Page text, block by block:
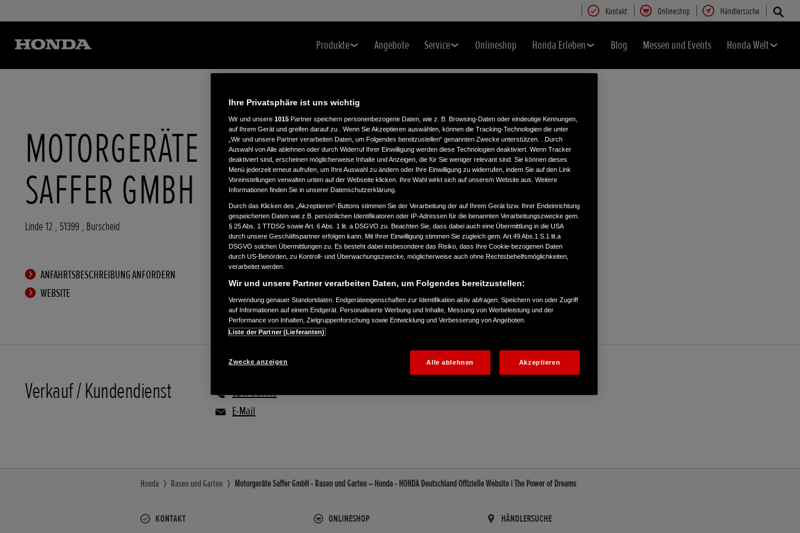
Kontakt Onlineshop Händlersuche
Produkte Angebote Service Onlineshop Honda Erleben Blog Messen und Events Honda Welt
MOTORGERÄTE
SAFFER GMBH
Linde 12 , 51399 , Burscheid
ANFAHRTSBESCHREIBUNG ANFORDERN
WEBSITE
Verkauf / Kundendienst
02174/61146
E-Mail
Honda Rasen und Garten Motorgeräte Saffer GmbH - Rasen und Garten – Honda - HONDA Deutschland Offizielle Website | The Power of Dreams
KONTAKT ONLINESHOP HÄNDLERSUCHE
Ihre Privatsphäre ist uns wichtig
Wir und unsere 1015 Partner speichern personenbezogene Daten, wie z. B. Browsing-Daten oder eindeutige Kennungen,
auf Ihrem Gerät und greifen darauf zu . Wenn Sie Akzeptieren auswählen, können die Tracking-Technologien die unter
„Wir und unsere Partner verarbeiten Daten, um Folgendes bereitzustellen“ genannten Zwecke unterstützen. . Durch
Auswahl von Alle ablehnen oder durch Widerruf Ihrer Einwilligung werden diese Technologien deaktiviert. Wenn Tracker
deaktiviert sind, erscheinen möglicherweise Inhalte und Anzeigen, die für Sie weniger relevant sind. Sie können dieses
Menü jederzeit erneut aufrufen, um Ihre Auswahl zu ändern oder Ihre Einwilligung zu widerrufen, indem Sie auf den Link
Voreinstellungen verwalten unten auf der Webseite klicken. Ihre Wahl wirkt sich auf unsere/n Website aus. Weitere
Informationen finden Sie in unserer Datenschutzerklärung.
Durch das Klicken des „Akzeptieren“-Buttons stimmen Sie der Verarbeitung der auf Ihrem Gerät bzw. Ihrer Endeinrichtung
gespeicherten Daten wie z.B. persönlichen Identifikatoren oder IP-Adressen für die benannten Verarbeitungszwecke gem.
§ 25 Abs. 1 TTDSG sowie Art. 6 Abs. 1 lit. a DSGVO zu. Beachten Sie, dass dabei auch eine Übermittlung in die USA
durch unsere Geschäftspartner erfolgen kann. Mit Ihrer Einwilligung stimmen Sie zugleich gem. Art.49 Abs.1 S.1 lit.a
DSGVO solchen Übermittlungen zu. Es besteht dabei insbesondere das Risiko, dass Ihre Cookie-bezogenen Daten
durch US-Behörden, zu Kontroll- und Überwachungszwecke, möglicherweise auch ohne Rechtsbehelfsmöglichkeiten,
verarbeitet werden.
Wir und unsere Partner verarbeiten Daten, um Folgendes bereitzustellen:
Verwendung genauer Standortdaten. Endgeräteeigenschaften zur Identifikation aktiv abfragen. Speichern von oder Zugriff
auf Informationen auf einem Endgerät. Personalisierte Werbung und Inhalte, Messung von Werbeleistung und der
Performance von Inhalten, Zielgruppenforschung sowie Entwicklung und Verbesserung von Angeboten.
Liste der Partner (Lieferanten)
Zwecke anzeigen Alle ablehnen Akzeptieren